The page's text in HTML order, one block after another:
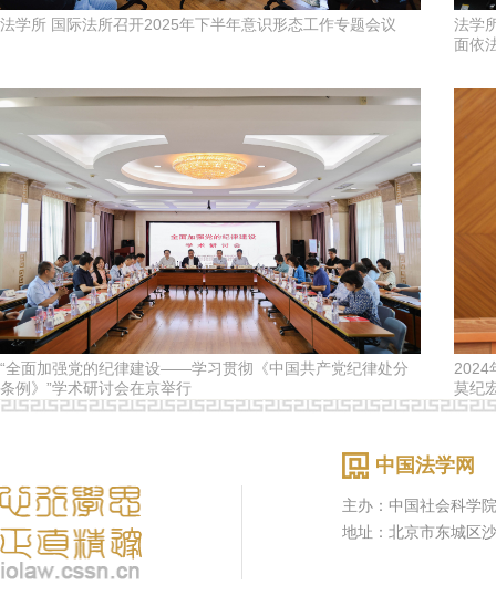
法学所 国际法所召开2025年下半年意识形态工作专题会议
法学
面依
“全面加强党的纪律建设——学习贯彻《中国共产党纪律处分
条例》”学术研讨会在京举行
2024
莫纪
中国法学网
主办：中国社会科学
地址：北京市东城区